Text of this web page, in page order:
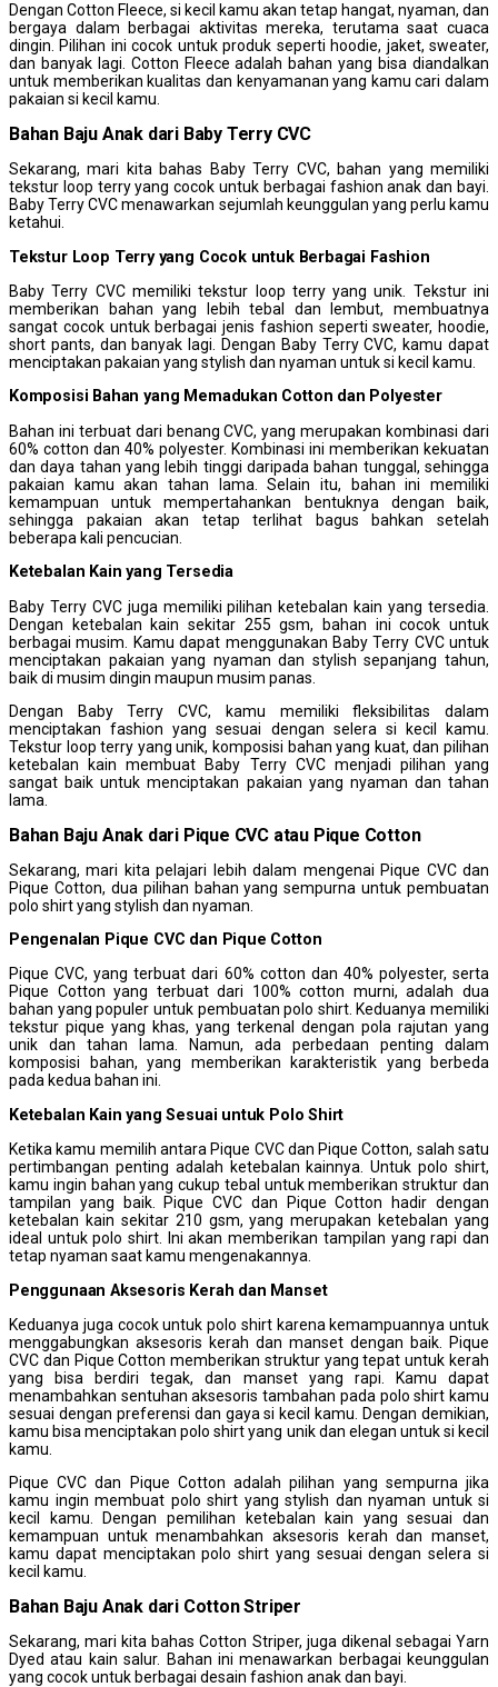
Dengan Cotton Fleece, si kecil kamu akan tetap hangat, nyaman, dan
bergaya dalam berbagai aktivitas mereka, terutama saat cuaca
dingin. Pilihan ini cocok untuk produk seperti hoodie, jaket, sweater,
dan banyak lagi. Cotton Fleece adalah bahan yang bisa diandalkan
untuk memberikan kualitas dan kenyamanan yang kamu cari dalam
pakaian si kecil kamu.
Bahan Baju Anak dari Baby Terry CVC
Sekarang, mari kita bahas Baby Terry CVC, bahan yang memiliki
tekstur loop terry yang cocok untuk berbagai fashion anak dan bayi.
Baby Terry CVC menawarkan sejumlah keunggulan yang perlu kamu
ketahui.
Tekstur Loop Terry yang Cocok untuk Berbagai Fashion
Baby Terry CVC memiliki tekstur loop terry yang unik. Tekstur ini
memberikan bahan yang lebih tebal dan lembut, membuatnya
sangat cocok untuk berbagai jenis fashion seperti sweater, hoodie,
short pants, dan banyak lagi. Dengan Baby Terry CVC, kamu dapat
menciptakan pakaian yang stylish dan nyaman untuk si kecil kamu.
Komposisi Bahan yang Memadukan Cotton dan Polyester
Bahan ini terbuat dari benang CVC, yang merupakan kombinasi dari
60% cotton dan 40% polyester. Kombinasi ini memberikan kekuatan
dan daya tahan yang lebih tinggi daripada bahan tunggal, sehingga
pakaian kamu akan tahan lama. Selain itu, bahan ini memiliki
kemampuan untuk mempertahankan bentuknya dengan baik,
sehingga pakaian akan tetap terlihat bagus bahkan setelah
beberapa kali pencucian.
Ketebalan Kain yang Tersedia
Baby Terry CVC juga memiliki pilihan ketebalan kain yang tersedia.
Dengan ketebalan kain sekitar 255 gsm, bahan ini cocok untuk
berbagai musim. Kamu dapat menggunakan Baby Terry CVC untuk
menciptakan pakaian yang nyaman dan stylish sepanjang tahun,
baik di musim dingin maupun musim panas.
Dengan Baby Terry CVC, kamu memiliki fleksibilitas dalam
menciptakan fashion yang sesuai dengan selera si kecil kamu.
Tekstur loop terry yang unik, komposisi bahan yang kuat, dan pilihan
ketebalan kain membuat Baby Terry CVC menjadi pilihan yang
sangat baik untuk menciptakan pakaian yang nyaman dan tahan
lama.
Bahan Baju Anak dari Pique CVC atau Pique Cotton
Sekarang, mari kita pelajari lebih dalam mengenai Pique CVC dan
Pique Cotton, dua pilihan bahan yang sempurna untuk pembuatan
polo shirt yang stylish dan nyaman.
Pengenalan Pique CVC dan Pique Cotton
Pique CVC, yang terbuat dari 60% cotton dan 40% polyester, serta
Pique Cotton yang terbuat dari 100% cotton murni, adalah dua
bahan yang populer untuk pembuatan polo shirt. Keduanya memiliki
tekstur pique yang khas, yang terkenal dengan pola rajutan yang
unik dan tahan lama. Namun, ada perbedaan penting dalam
komposisi bahan, yang memberikan karakteristik yang berbeda
pada kedua bahan ini.
Ketebalan Kain yangSesuai untuk PoloS hirt
Ketika kamu memilih antara Pique CVC dan Pique Cotton, salah satu
pertimbangan penting adalah ketebalan kainnya. Untuk polo shirt,
kamu ingin bahan yang cukup tebal untuk memberikan struktur dan
tampilan yang baik. Pique CVC dan Pique Cotton hadir dengan
ketebalan kain sekitar 210 gsm, yang merupakan ketebalan yang
ideal untuk polo shirt. Ini akan memberikan tampilan yang rapi dan
tetap nyaman saat kamu mengenakannya.
PenggunaanAksesoris Kerah dan Manset
Keduanya juga cocok untuk polo shirt karena kemampuannya untuk
menggabungkan aksesoris kerah dan manset dengan baik. Pique
CVC dan Pique Cotton memberikan struktur yang tepat untuk kerah
yang bisa berdiri tegak, dan manset yang rapi. Kamu dapat
menambahkan sentuhan aksesoris tambahan pada polo shirt kamu
sesuai dengan preferensi dan gaya si kecil kamu. Dengan demikian,
kamu bisa menciptakan polo shirt yang unik dan elegan untuk si kecil
kamu.
Pique CVC dan Pique Cotton adalah pilihan yang sempurna jika
kamu ingin membuat polo shirt yang stylish dan nyaman untuk si
kecil kamu. Dengan pemilihan ketebalan kain yang sesuai dan
kemampuan untuk menambahkan aksesoris kerah dan manset,
kamu dapat menciptakan polo shirt yang sesuai dengan selera si
kecil kamu.
Bahan Baju Anak dari Cotton Striper
Sekarang, mari kita bahas Cotton Striper, juga dikenal sebagai Yarn
Dyed atau kain salur. Bahan ini menawarkan berbagai keunggulan
yang cocok untuk berbagai desain fashion anak dan bayi.